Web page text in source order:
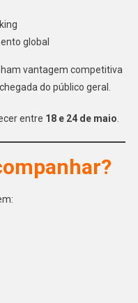
global
vantagem competitiva
do público geral.
entre 18 e 24 de maio